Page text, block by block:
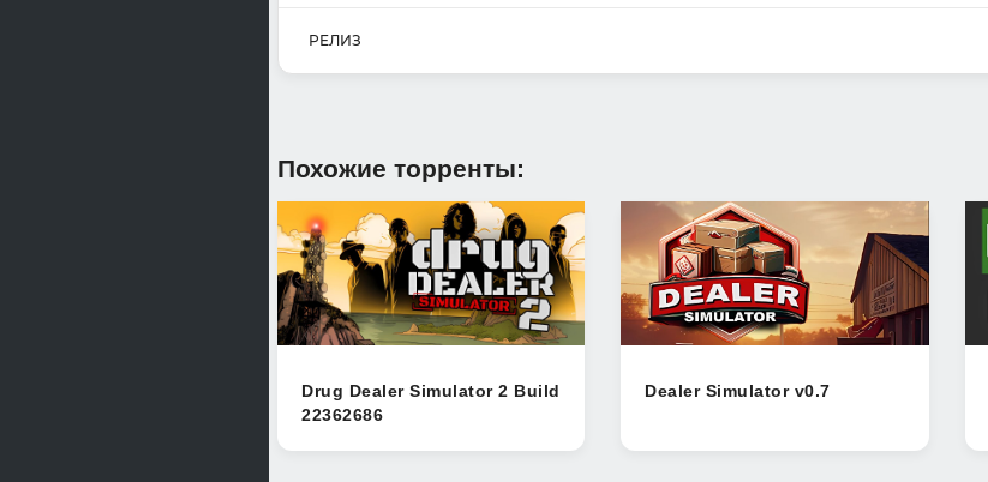
РЕЛИЗ
Похожие торренты:
Drug Dealer Simulator 2 Build
22362686
Dealer Simulator v0.7